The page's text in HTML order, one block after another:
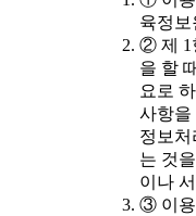
육정보
② 제 1
을 할
요로
사항을
정보
는 것
이나
③ 이용